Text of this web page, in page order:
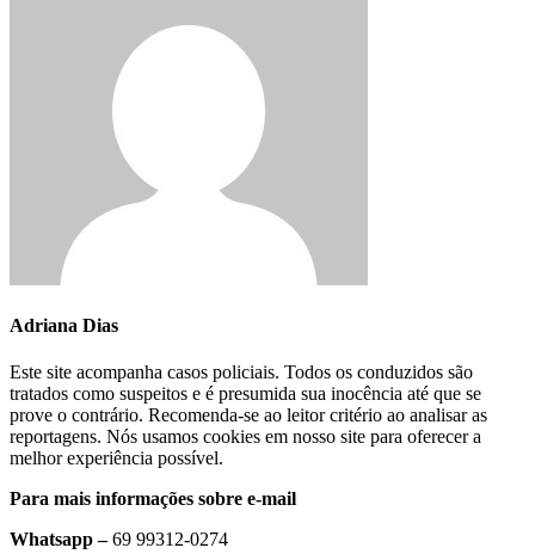
Adriana Dias
Este site acompanha casos policiais. Todos os conduzidos são
tratados como suspeitos e é presumida sua inocência até que se
prove o contrário. Recomenda-se ao leitor critério ao analisar as
reportagens. Nós usamos cookies em nosso site para oferecer a
melhor experiência possível.
Para mais informações sobre e-mail
Whatsapp –69 99312-0274